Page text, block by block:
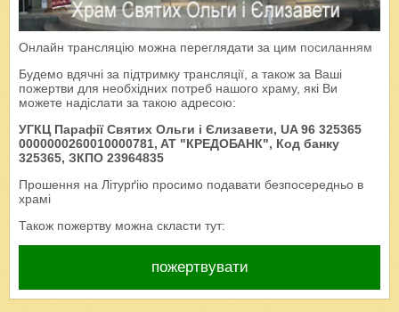
Онлайн трансляцію можна переглядати за цим посиланням
Будемо вдячні за підтримку трансляції, а також за Ваші
пожертви для необхідних потреб нашого храму, які Ви
можете надіслати за такою адресою:
УГКЦ Парафії Святих Ольги і Єлизавети, UA 96 325365
0000000260010000781, AT "КРЕДОБАНК", Код банку
325365, ЗКПО 23964835
Прошення на Літурґію просимо подавати безпосередньо в
храмі
Також пожертву можна скласти тут:
пожертвувати